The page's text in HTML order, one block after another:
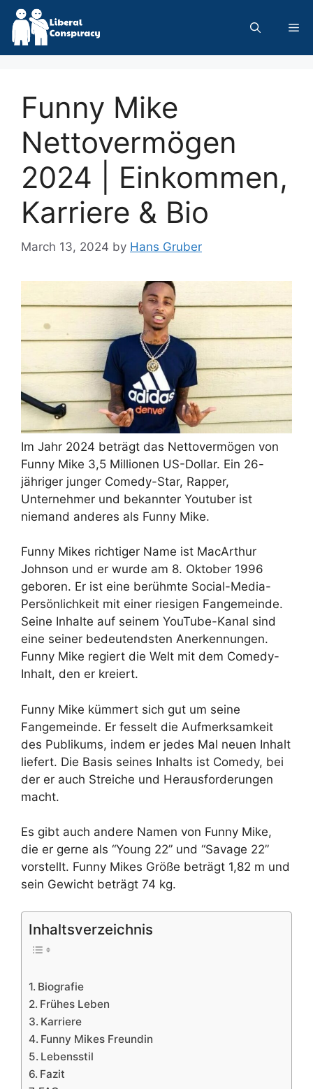
Skip
content
Funny Mike
Nettovermögen
2024 | Einkommen,
Karriere & Bio
March 13, 2024 by Hans Gruber
Im Jahr 2024 beträgt das Nettovermögen von
Funny Mike 3,5 Millionen US-Dollar. Ein 26-
jähriger junger Comedy-Star, Rapper,
Unternehmer und bekannter Youtuber ist
niemand anderes als Funny Mike.
Funny Mikes richtiger Name ist MacArthur
Johnson und er wurde am 8. Oktober 1996
geboren. Er ist eine berühmte Social-Media-
Persönlichkeit mit einer riesigen Fangemeinde.
Seine Inhalte auf seinem YouTube-Kanal sind
eine seiner bedeutendsten Anerkennungen.
Funny Mike regiert die Welt mit dem Comedy-
Inhalt, den er kreiert.
Funny Mike kümmert sich gut um seine
Fangemeinde. Er fesselt die Aufmerksamkeit
des Publikums, indem er jedes Mal neuen Inhalt
liefert. Die Basis seines Inhalts ist Comedy, bei
der er auch Streiche und Herausforderungen
macht.
Es gibt auch andere Namen von Funny Mike,
die er gerne als “Young 22” und “Savage 22”
vorstellt. Funny Mikes Größe beträgt 1,82 m und
sein Gewicht beträgt 74 kg.
Inhaltsverzeichnis
Biografie
Frühes Leben
Karriere
Funny Mikes Freundin
Lebensstil
Fazit